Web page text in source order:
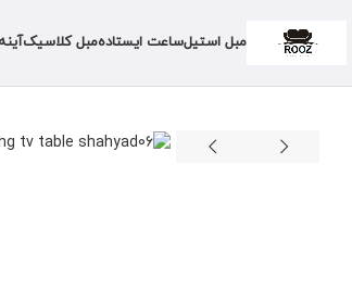
مبل استیلساعت ایستادهمبل کلاسیک